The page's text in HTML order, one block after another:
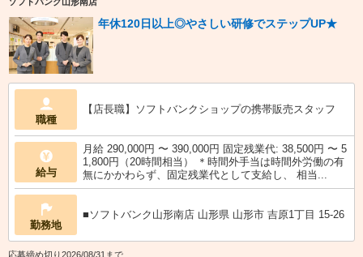
年休120日以上◎やさしい研修でステップUP★
職種
【店長職】ソフトバンクショップの携帯販売スタッフ
給与
月給 290,000円 〜 390,000円 固定残業代: 38,500円 〜 5
1,800円（20時間相当） ＊時間外手当は時間外労働の有
無にかかわらず、固定残業代として支給し、 相当...
勤務地
■ソフトバンク山形南店 山形県 山形市 吉原1丁目 15‐26
応募締め切り2026/08/31まで